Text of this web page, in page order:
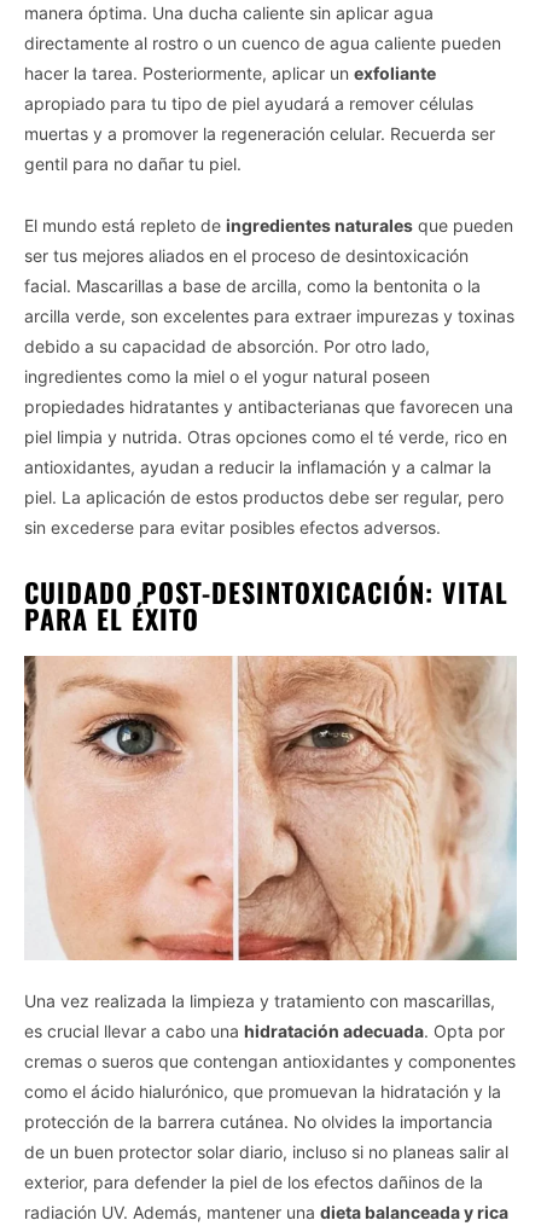
manera óptima. Una ducha caliente sin aplicar agua
directamente al rostro o un cuenco de agua caliente pueden
hacer la tarea. Posteriormente, aplicar un exfoliante
apropiado para tu tipo de piel ayudará a remover células
muertas y a promover la regeneración celular. Recuerda ser
gentil para no dañar tu piel.
El mundo está repleto de ingredientes naturales que pueden
ser tus mejores aliados en el proceso de desintoxicación
facial. Mascarillas a base de arcilla, como la bentonita o la
arcilla verde, son excelentes para extraer impurezas y toxinas
debido a su capacidad de absorción. Por otro lado,
ingredientes como la miel o el yogur natural poseen
propiedades hidratantes y antibacterianas que favorecen una
piel limpia y nutrida. Otras opciones como el té verde, rico en
antioxidantes, ayudan a reducir la inflamación y a calmar la
piel. La aplicación de estos productos debe ser regular, pero
sin excederse para evitar posibles efectos adversos.
CUIDADO POST-DESINTOXICACIÓN: VITAL
PARA EL ÉXITO
Una vez realizada la limpieza y tratamiento con mascarillas,
es crucial llevar a cabo una hidratación adecuada. Opta por
cremas o sueros que contengan antioxidantes y componentes
como el ácido hialurónico, que promuevan la hidratación y la
protección de la barrera cutánea. No olvides la importancia
de un buen protector solar diario, incluso si no planeas salir al
exterior, para defender la piel de los efectos dañinos de la
radiación UV. Además, mantener una dieta balanceada y rica